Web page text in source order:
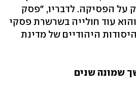
על הפסיקה. לדבריו, "פסק
עוד חולייה בשרשרת פסקי
היהודיים של מדינת
שמונה שנים